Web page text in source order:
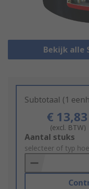
Bekijk alle
Subtotaal (1
€ 13,83
(excl. BTW)
Add
to
Basket
Aantal stuks
selecteer of typ